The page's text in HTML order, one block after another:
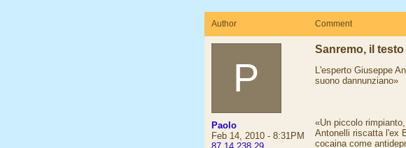
Author Comment
P
Paolo
Feb 14, 2010 - 8:31PM
Sanremo, il
L'esperto Giuseppe
suono dannunziano»
«Un piccolo
Antonelli riscatta l'ex
cocaina come